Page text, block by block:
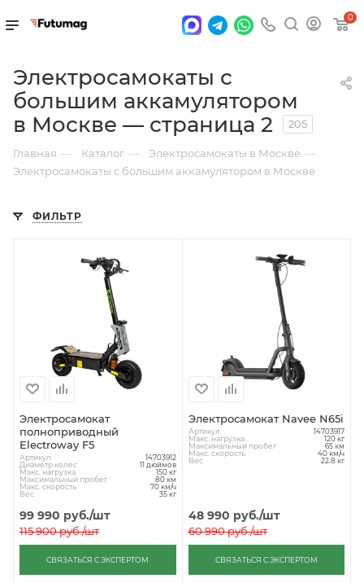
0
Электросамокаты с
большим аккамулятором
в Москве — страница 2
205
Главная — Каталог — Электросамокаты в Москве —
Электросамокаты с большим аккамулятором в Москве
ФИЛЬТР
Электросамокат
полноприводный
Electroway F5
Артикул 14703912
Диаметр колес 11 дюймов
Макс. нагрузка 150 кг
Максимальный пробег 80 км
Макс. скорость 70 км/ч
Вес 35 кг
99 990 руб./шт
115 900руб./шт
СВЯЗАТЬСЯ С ЭКСПЕРТОМ
Электросамокат Navee N65i
Артикул 14703917
Макс. нагрузка 120 кг
Максимальный пробег 65 км
Макс. скорость 40 км/ч
Вес 22.8 кг
48 990 руб./шт
60 990руб./шт
СВЯЗАТЬСЯ С ЭКСПЕРТОМ